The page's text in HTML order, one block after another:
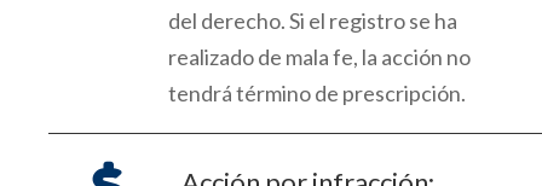
del derecho.Si el registro se ha
realizado de mala fe, la acción no
tendrá término de prescripción.